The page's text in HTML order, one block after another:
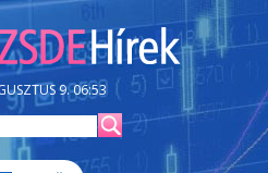
9. 06:53